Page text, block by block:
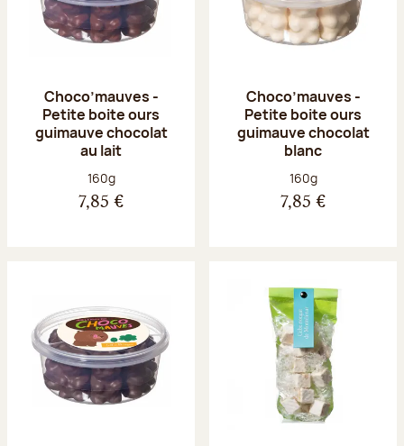
Choco’mauves -
Petite boite ours
guimauve chocolat
au lait
Poids net :
160g
7,85 €
Choco’mauves -
Petite boite ours
guimauve chocolat
blanc
Poids net :
160g
7,85 €